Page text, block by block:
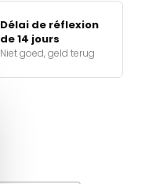
Délai de réflexion
de 14 jours
Niet goed, geld terug